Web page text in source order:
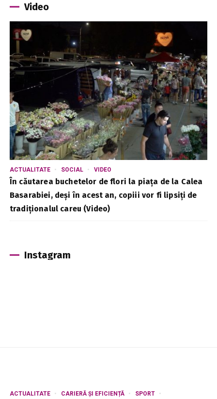
Video
ACTUALITATE SOCIAL VIDEO
În căutarea buchetelor de flori la piața de la Calea
Basarabiei, deși în acest an, copiii vor fi lipsiți de
tradiționalul careu (Video)
Instagram
ACTUALITATE CARIERĂ ȘI EFICIENȚĂ SPORT